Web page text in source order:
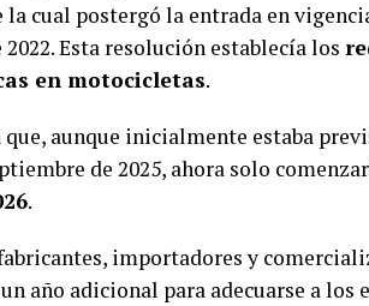
la cual postergó la entrada en
2022. Esta resolución establecía los
en motocicletas.
aunque inicialmente estaba
de 2025, ahora solo
.
importadores y
año adicional para adecuarse a los